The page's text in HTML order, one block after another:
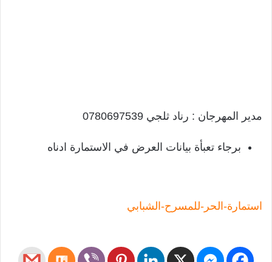
مدير المهرجان : رناد ثلجي 0780697539
برجاء تعبأة بيانات العرض في الاستمارة ادناه
استمارة-الحر-للمسرح-الشبابي